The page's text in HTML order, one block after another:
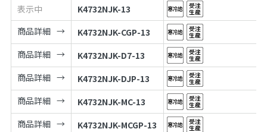
表示中
K4732NJK-13
商品詳細
K4732NJK-CGP-13
商品詳細
K4732NJK-D7-13
商品詳細
K4732NJK-DJP-13
商品詳細
K4732NJK-MC-13
商品詳細
K4732NJK-MCGP-13